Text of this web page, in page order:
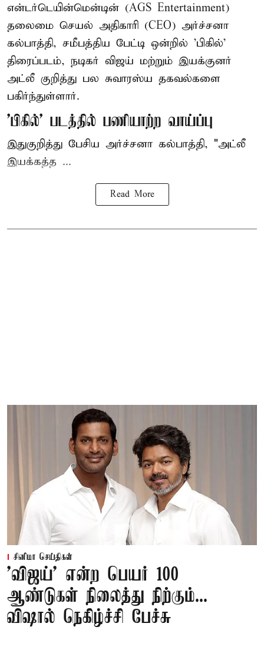
என்டர்டெயின்மென்டின் (AGS Entertainment)
தலைமை செயல் அதிகாரி (CEO) அர்ச்சனா
கல்பாத்தி, சமீபத்திய பேட்டி ஒன்றில் 'பிகில்'
திரைப்படம், நடிகர் விஜய் மற்றும் இயக்குனர்
அட்லீ குறித்து பல சுவாரஸ்ய தகவல்களை
பகிர்ந்துள்ளார்.
'பிகில்' படத்தில் பணியாற்ற வாய்ப்பு
இதுகுறித்து பேசிய அர்ச்சனா கல்பாத்தி, "அட்லீ
இயக்கத்த ...
Read More
சினிமா செய்திகள்
'விஜய்' என்ற பெயர் 100
ஆண்டுகள் நிலைத்து நிற்கும்...
விஷால் நெகிழ்ச்சி பேச்சு